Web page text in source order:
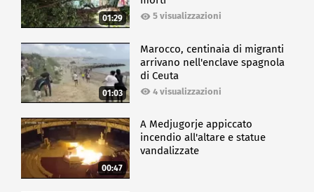
01:29 5 visualizzazioni
01:03
Marocco, centinaia di migranti
arrivano nell'enclave spagnola
di Ceuta
4 visualizzazioni
00:47
A Medjugorje appiccato
incendio all'altare e statue
vandalizzate